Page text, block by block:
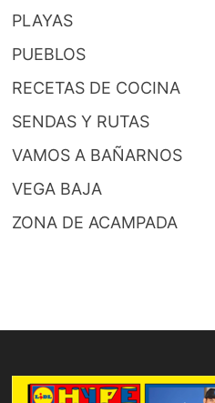
PLAYAS
PUEBLOS
RECETAS DE COCINA
SENDAS Y RUTAS
VAMOS A BAÑARNOS
VEGA BAJA
ZONA DE ACAMPADA